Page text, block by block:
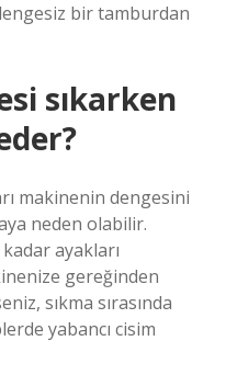
bir tamburdan
sıkarken
makinenin dengesini
neden olabilir.
ayakları
gereğinden
sıkma sırasında
yabancı cisim